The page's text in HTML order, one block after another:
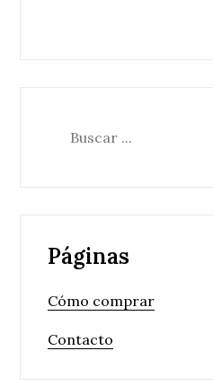
Páginas
Cómo comprar
Contacto